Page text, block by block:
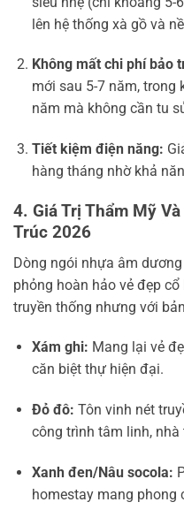
lên hệ thống xà gồ và
Không mất chi phí bảo
mới sau 5-7 năm, trong
năm mà không cần tu
Tiết kiệm điện năng:
hàng tháng nhờ khả
4. Giá Trị Thẩm Mỹ
Trúc 2026
Dòng ngói nhựa âm
phỏng hoàn hảo vẻ đẹp
truyền thống nhưng với
Xám ghi: Mang lại vẻ
căn biệt thự hiện đại.
Đỏ đô: Tôn vinh nét
công trình tâm linh, nhà
Xanh đen/Nâu socola:
homestay mang phong